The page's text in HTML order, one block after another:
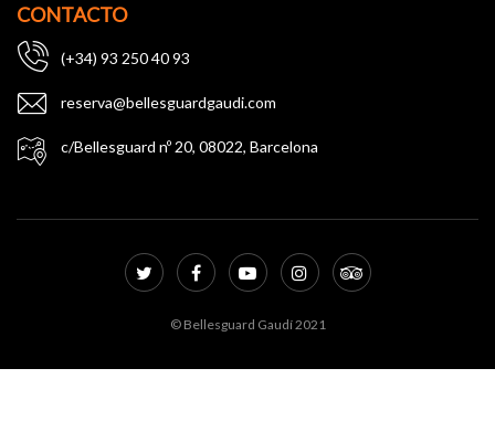
CONTACTO
(+34) 93 250 40 93
reserva@bellesguardgaudi.com
c/Bellesguard nº 20, 08022, Barcelona
© Bellesguard Gaudí 2021